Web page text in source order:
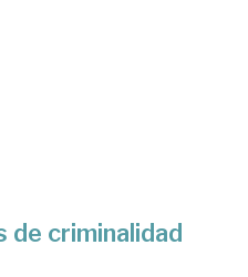
de criminalidad